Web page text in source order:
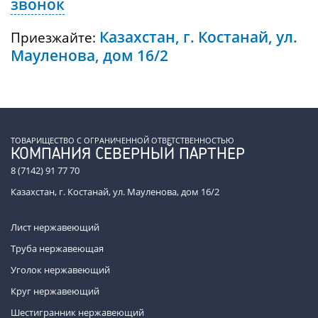
звонок
Приезжайте: Казахстан, г. Костанай, ул.
Мауленова, дом 16/2
ТОВАРИЩЕСТВО С ОГРАНИЧЕННОЙ ОТВЕТСТВЕННОСТЬЮ
КОМПАНИЯ СЕВЕРНЫЙ ПАРТНЕР
8 (7142) 91 77 70
Казахстан, г. Костанай, ул. Мауленова, дом 16/2
Лист нержавеющий
Труба нержавеющая
Уголок нержавеющий
Круг нержавеющий
Шестигранник нержавеющий